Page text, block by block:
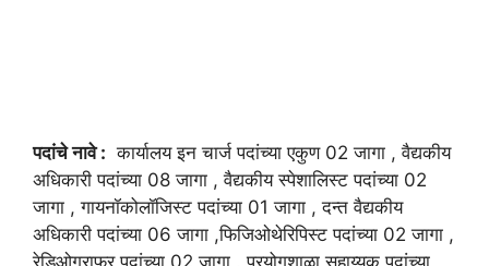
पदांचे नावे : कार्यालय इन चार्ज पदांच्या एकुण 02 जागा , वैद्यकीय
अधिकारी पदांच्या 08 जागा , वैद्यकीय स्पेशालिस्ट पदांच्या 02
जागा , गायनॉकोलॉजिस्ट पदांच्या 01 जागा , दन्त वैद्यकीय
अधिकारी पदांच्या 06 जागा ,फिजिओथेरिपिस्ट पदांच्या 02 जागा ,
रेडिओग्राफर पदांच्या 02 जागा , प्रयोगशाळा सहाय्यक पदांच्या